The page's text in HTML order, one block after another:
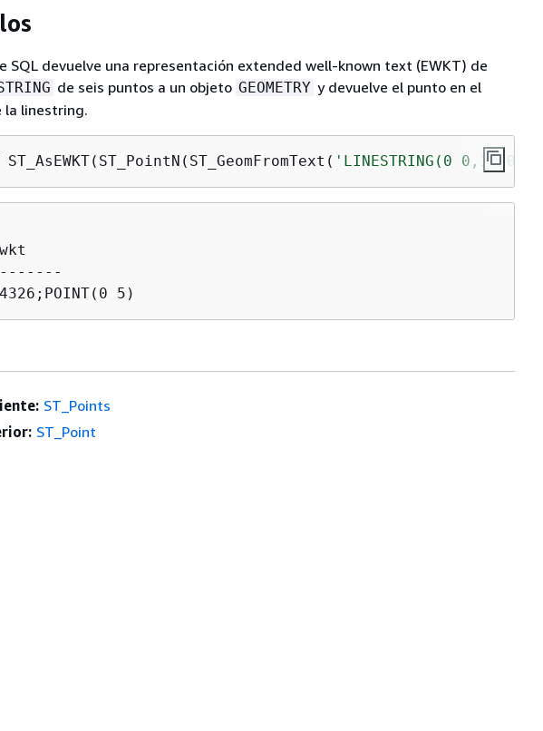
SQL devuelve una representación extended well-known text (EWKT) de
de seis puntos a un objeto GEOMETRY y devuelve el punto en el
la linestring.
ST_AsEWKT(ST_PointN(ST_GeomFromText( 'LINESTRING(0 0,10
ST_Points
ST_Point